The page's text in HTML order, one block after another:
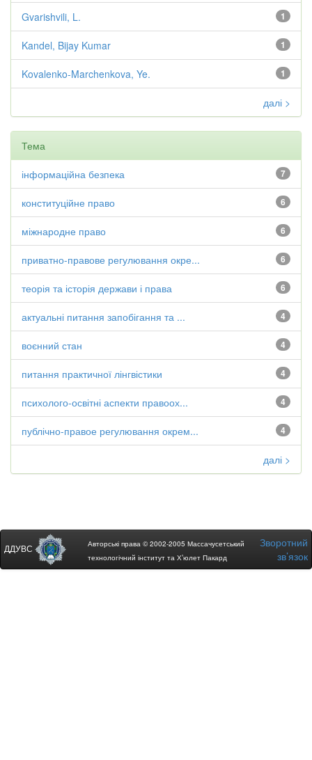
1
Gvarishvili, L.
1
Kandel, Bijay Kumar
1
Kovalenko-Marchenkova, Ye.
далі >
Тема
7
інформаційна безпека
6
конституційне право
6
міжнародне право
6
приватно-правове регулювання окре...
6
теорія та історія держави і права
4
актуальні питання запобігання та ...
4
воєнний стан
4
питання практичної лінгвістики
4
психолого-освітні аспекти правоох...
4
публічно-правое регулювання окрем...
далі >
ДДУВС
Авторські права © 2002-2005 Массачусетський
технологічний інститут та Х’юлет Пакард
Зворотний
зв’язок